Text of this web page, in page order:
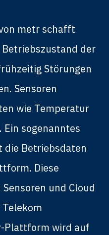
metr schafft
der
Störungen
Sensoren
wie Temperatur
Ein sogenanntes
die Betriebsdaten
Diese
und Cloud
Plattform wird auf